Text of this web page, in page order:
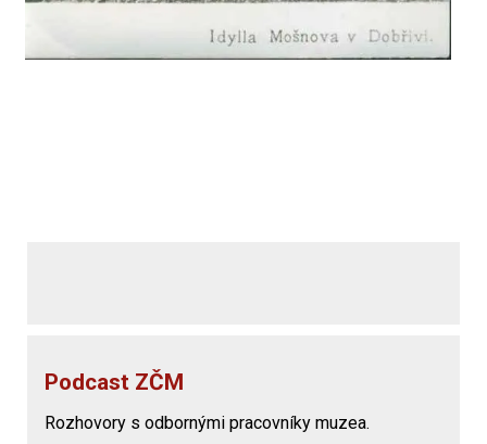
Podcast ZČM
Rozhovory s odbornými pracovníky muzea.